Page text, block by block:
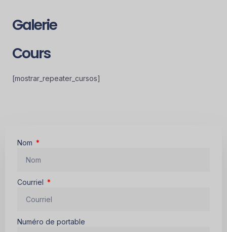
Galerie
Cours
[mostrar_repeater_cursos]
Nom
Courriel
Numéro de portable